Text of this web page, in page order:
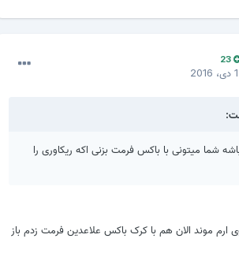
شما میتونی با باکس فرمت بزنی اکه ریکاوری را
ارم موند الان هم با کرک باکس علاعدین فرمت زدم باز